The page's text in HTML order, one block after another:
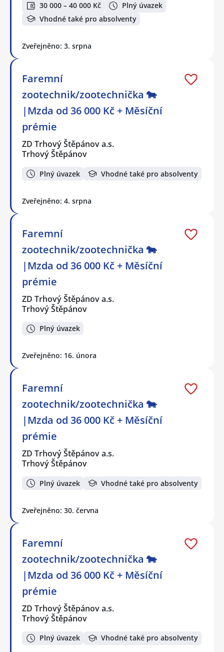
30 000 – 40 000 Kč
Plný úvazek
Vhodné také pro absolventy
Zveřejněno: 3. srpna
Faremní
zootechnik/zootechnička 🐄
|Mzda od 36 000 Kč + Měsíční
prémie
ZD Trhový Štěpánov a.s.
Trhový Štěpánov
Plný úvazek Vhodné také pro absolventy
Zveřejněno: 4. srpna
Faremní
zootechnik/zootechnička 🐄
|Mzda od 36 000 Kč + Měsíční
prémie
ZD Trhový Štěpánov a.s.
Trhový Štěpánov
Plný úvazek
Zveřejněno: 16. února
Faremní
zootechnik/zootechnička 🐄
|Mzda od 36 000 Kč + Měsíční
prémie
ZD Trhový Štěpánov a.s.
Trhový Štěpánov
Plný úvazek Vhodné také pro absolventy
Zveřejněno: 30. června
Faremní
zootechnik/zootechnička 🐄
|Mzda od 36 000 Kč + Měsíční
prémie
ZD Trhový Štěpánov a.s.
Trhový Štěpánov
Plný úvazek Vhodné také pro absolventy